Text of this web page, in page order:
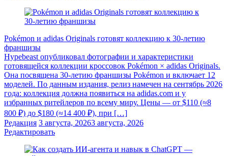
Pokémon и adidas Originals готовят коллекцию к 30-летию
франшизы
Hypebeast опубликовал фотографии и характеристики
готовящейся коллекции кроссовок Pokémon × adidas Originals.
Она посвящена 30-летию франшизы Pokémon и включает 12
моделей. По данным издания, релиз намечен на сентябрь 2026
года: коллекция должна появиться на adidas.com и у
избранных ритейлеров по всему миру. Цены — от $110 (≈8
800 ₽) до $180 (≈14 400 ₽), при […]
Редакция 3 августа, 20263 августа, 2026
Редактировать